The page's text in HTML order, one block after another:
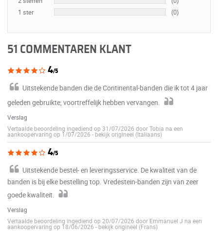
1 ster
(0)
51 COMMENTAREN KLANT
4/5
Uitstekende banden die de Continental-banden die ik tot 4 jaar
geleden gebruikte, voortreffelijk hebben vervangen.
Verslag
Vertaalde beoordeling ingediend op 31/07/2026 door Tobia na een
aankoopervaring op 1/07/2026 - bekijk origineel (Italiaans)
4/5
Uitstekende bestel- en leveringsservice. De kwaliteit van de
banden is bij elke bestelling top. Vredestein-banden zijn van zeer
goede kwaliteit.
Verslag
Vertaalde beoordeling ingediend op 20/07/2026 door Emmanuel J na een
aankoopervaring op 18/06/2026 -bekijk origineel (Frans)